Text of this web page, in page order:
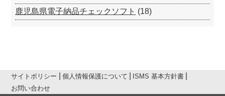
鹿児島県電子納品チェックソフト (18)
サイトポリシー 個人情報保護について
ISMS 基本方針書
お問い合わせ